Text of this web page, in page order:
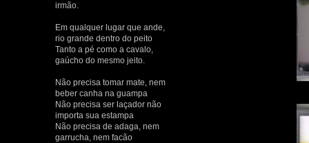
irmão.
Em qualquer lugar que ande,
rio grande dentro do peito
Tanto a pé como a cavalo,
gaúcho do mesmo jeito.
Não precisa tomar mate, nem
beber canha na guampa
Não precisa ser laçador não
importa sua estampa
Não precisa de adaga, nem
garrucha, nem facão